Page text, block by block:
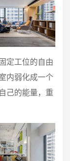
定工位的自由
内弱化成一个
己的能量，重